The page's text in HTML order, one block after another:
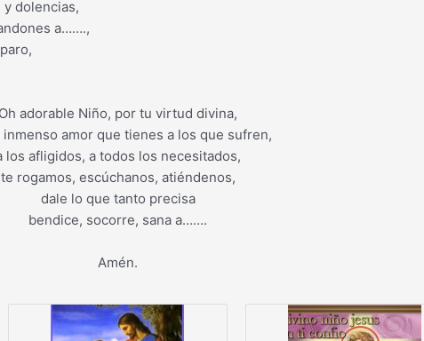
dolencias,
a…….,
Oh adorable Niño, por tu virtud divina,
inmenso amor que tienes a los que sufren,
los afligidos, a todos los necesitados,
te rogamos, escúchanos, atiéndenos,
dale lo que tanto precisa
bendice, socorre, sana a…….
Amén.